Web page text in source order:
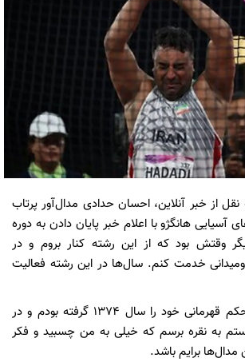
از خبر آنلاین، احسان حدادی مدال‌آور پرتاب
آسیایی هانگژو با اعلام خبر پایان دادن به دوره
وقتش بود که از این رشته کنار بروم و در
خدمت کنم. سال‌ها در این رشته فعالیت
وی ادامه داد: اولین حکم قهرمانی خود را سال 1374 گرفته بودم و در
به نقره برسم که خیلی به من چسبید و فکر
مدال‌ها برایم باشد.